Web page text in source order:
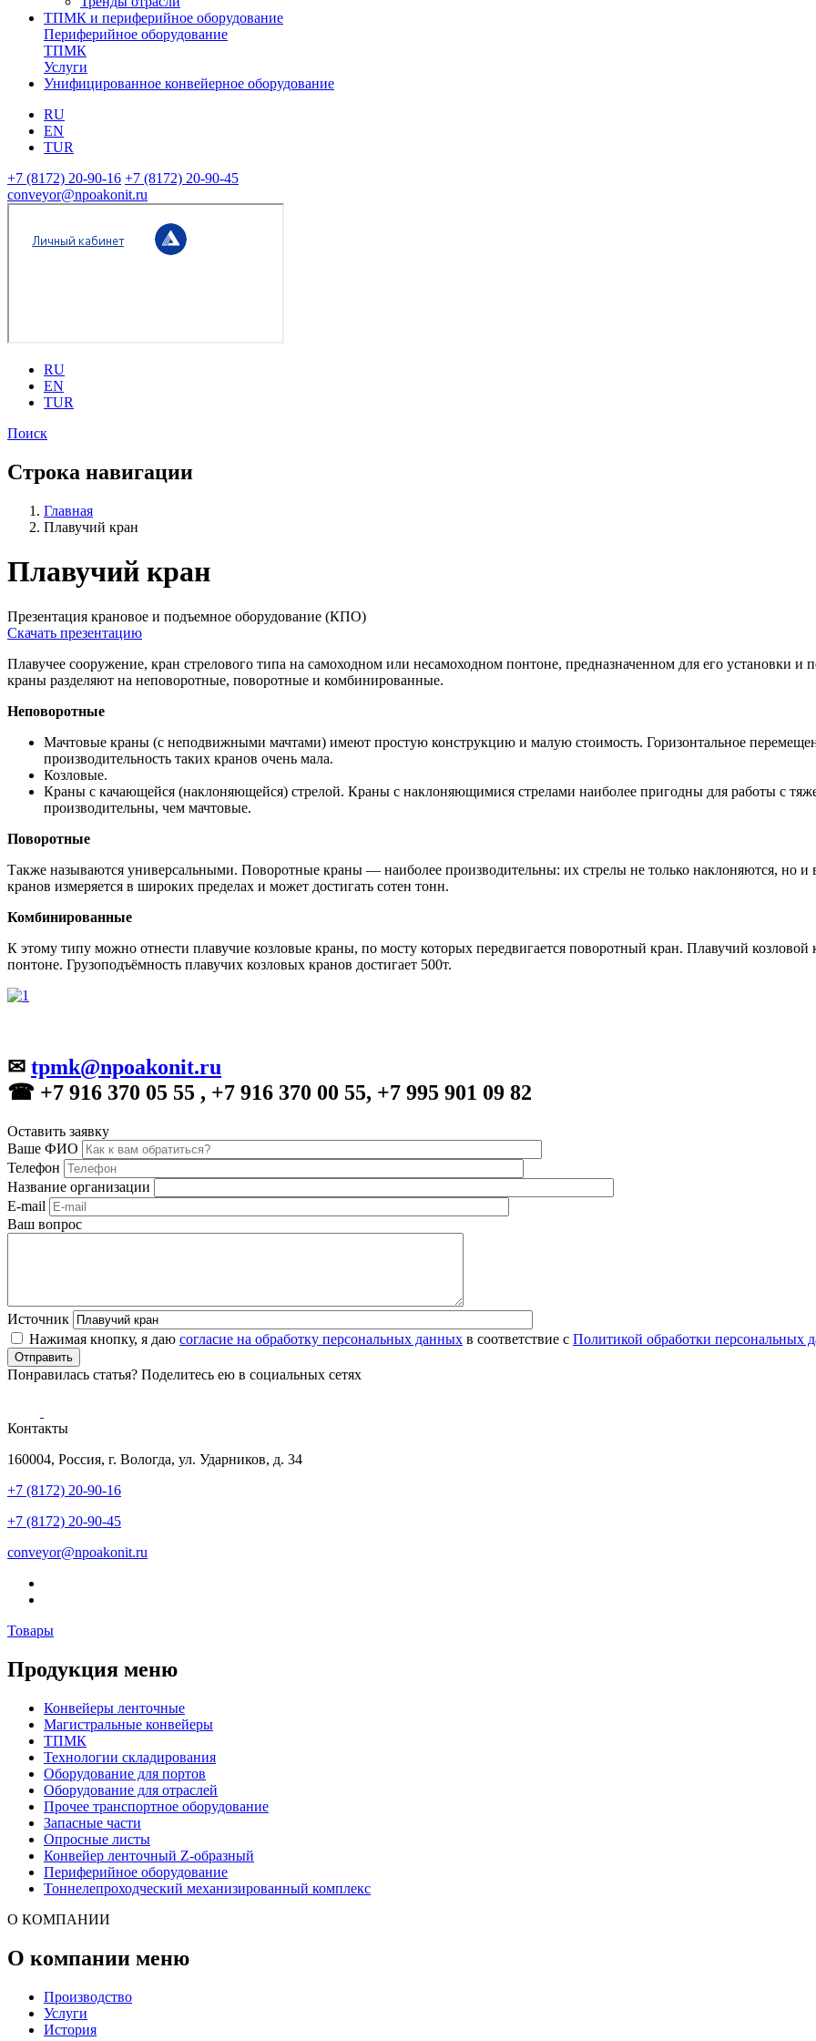
ТПМК и периферийное оборудование
Периферийное оборудование
ТПМК
Услуги
Унифицированное конвейерное оборудование
RU
EN
TUR
+7 (8172) 20-90-16 +7 (8172) 20-90-45
conveyor@npoakonit.ru
RU
EN
TUR
Поиск
Строка навигации
Главная
Плавучий кран
Плавучий кран
Презентация крановое и подъемное оборудование (КПО)
Скачать презентацию
Плавучее сооружение, кран стрелового типа на самоходном или несамоходном понтоне, предназначенном для его установки
краны разделяют на неповоротные, поворотные и комбинированные.
Неповоротные
Мачтовые краны (с неподвижными мачтами) имеют простую конструкцию и малую стоимость. Горизонтальное
производительность таких кранов очень мала.
Козловые.
Краны с качающейся (наклоняющейся) стрелой. Краны с наклоняющимися стрелами наиболее пригодны для работы с
производительны, чем мачтовые.
Поворотные
Также называются универсальными. Поворотные краны — наиболее производительны: их стрелы не только наклоняются, но и
кранов измеряется в широких пределах и может достигать сотен тонн.
Комбинированные
К этому типу можно отнести плавучие козловые краны, по мосту которых передвигается поворотный кран. Плавучий
понтоне. Грузоподъёмность плавучих козловых кранов достигает 500т.
✉ tpmk@npoakonit.ru
☎ +7 916 370 05 55 , +7 916 370 00 55, +7 995 901 09 82
Оставить заявку
Ваше ФИО
Телефон
Название организации
E-mail
Ваш вопрос
Источник
Нажимая кнопку, я даю согласие на обработку персональных данных в соответствие с Политикой обработки персональных
Понравилась статья? Поделитесь ею в социальных сетях
Контакты
160004, Россия, г. Вологда, ул. Ударников, д. 34
+7 (8172) 20-90-16
+7 (8172) 20-90-45
conveyor@npoakonit.ru
Товары
Продукция меню
Конвейеры ленточные
Магистральные конвейеры
ТПМК
Технологии складирования
Оборудование для портов
Оборудование для отраслей
Прочее транспортное оборудование
Запасные части
Опросные листы
Конвейер ленточный Z-образный
Периферийное оборудование
Тоннелепроходческий механизированный комплекс
О КОМПАНИИ
О компании меню
Производство
Услуги
История